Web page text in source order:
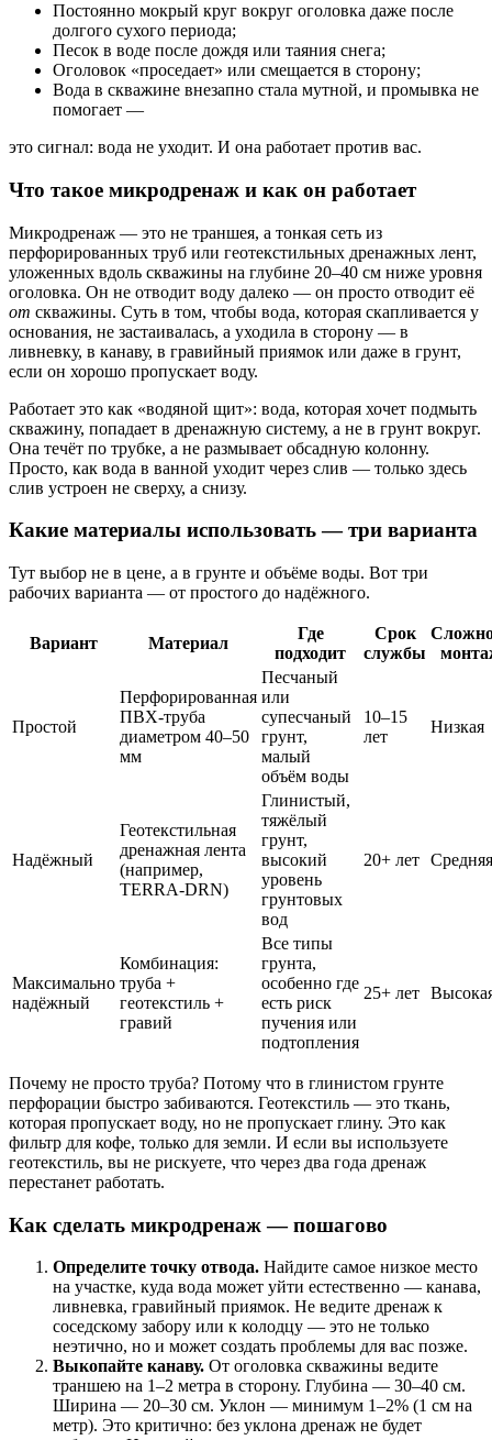
Постоянно мокрый круг вокруг оголовка даже после
долгого сухого периода;
Песок в воде после дождя или таяния снега;
Оголовок «проседает» или смещается в сторону;
Вода в скважине внезапно стала мутной, и промывка не
помогает —
это сигнал: вода не уходит. И она работает против вас.
Что такое микродренаж и как он работает
Микродренаж — это не траншея, а тонкая сеть из
перфорированных труб или геотекстильных дренажных лент,
уложенных вдоль скважины на глубине 20–40 см ниже уровня
оголовка. Он не отводит воду далеко — он просто отводит её
от скважины. Суть в том, чтобы вода, которая скапливается у
основания, не застаивалась, а уходила в сторону — в
ливневку, в канаву, в гравийный приямок или даже в грунт,
если он хорошо пропускает воду.
Работает это как «водяной щит»: вода, которая хочет подмыть
скважину, попадает в дренажную систему, а не в грунт вокруг.
Она течёт по трубке, а не размывает обсадную колонну.
Просто, как вода в ванной уходит через слив — только здесь
слив устроен не сверху, а снизу.
Какие материалы использовать — три варианта
Тут выбор не в цене, а в грунте и объёме воды. Вот три
рабочих варианта — от простого до надёжного.
Вариант Материал
Где
подходит
Срок
службы
Простой
Перфорированная
ПВХ-труба
диаметром 40–50
мм
Песчаный
или
супесчаный
грунт,
малый
объём воды
10–15
лет
Низкая
Надёжный
Геотекстильная
дренажная лента
(например,
TERRA-DRN)
Глинистый,
тяжёлый
грунт,
высокий
уровень
грунтовых
вод
20+ лет Средняя
Максимально
надёжный
Комбинация:
труба +
геотекстиль +
гравий
Все типы
грунта,
особенно где
есть риск
пучения или
подтопления
25+ лет
Почему не просто труба? Потому что в глинистом грунте
перфорации быстро забиваются. Геотекстиль — это ткань,
которая пропускает воду, но не пропускает глину. Это как
фильтр для кофе, только для земли. И если вы используете
геотекстиль, вы не рискуете, что через два года дренаж
перестанет работать.
Как сделать микродренаж — пошагово
Определите точку отвода. Найдите самое низкое место
на участке, куда вода может уйти естественно — канава,
ливневка, гравийный приямок. Не ведите дренаж к
соседскому забору или к колодцу — это не только
неэтично, но и может создать проблемы для вас позже.
Выкопайте канаву. От оголовка скважины ведите
траншею на 1–2 метра в сторону. Глубина — 30–40 см.
Ширина — 20–30 см. Уклон — минимум 1–2% (1 см на
метр). Это критично: без уклона дренаж не будет